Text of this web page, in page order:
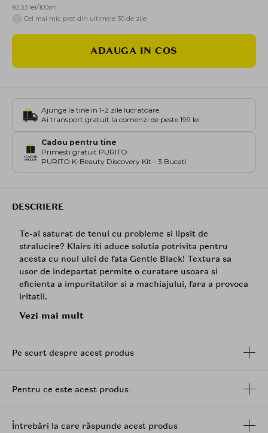
93.33 lei/100ml
Cel mai mic pret din ultimele 30 de zile
ADAUGA IN COS
Ajunge la tine in 1-2 zile lucratoare.
Ai transport gratuit la comenzi de peste 199 lei.
Cadou pentru tine
Primesti gratuit PURITO
PURITO K-Beauty Discovery Kit - 3 Bucati
DESCRIERE
Te-ai saturat de tenul cu probleme si lipsit de
stralucire? Klairs iti aduce solutia potrivita pentru
acesta cu noul ulei de fata Gentle Black! Textura sa
usor de indepartat permite o curatare usoara si
eficienta a impuritatilor si a machiajului, fara a provoca
iritatii.
Gentle Black Deep Cleansing Oil de la Klairs este un
compozitiei minune fiind: uleiul de fasole neagra, uleiul
pielea. Uleiul de soia neagra ajuta la controlul
Vezi mai mult
Pe scurt despre acest produs
Pentru ce este acest produs
Întrebări la care răspunde acest produs